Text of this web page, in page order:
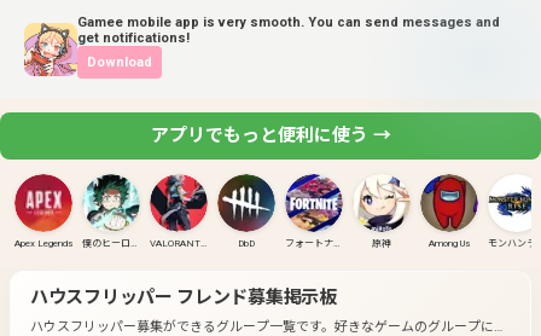
Gamee mobile app is very smooth. You can send messages and
get notifications!
Download
アプリでもっと便利に使う →
Apex Legends 僕のヒーローアカデミア ULTRA RUMBLE VALORANT(PC) DbD フォートナイト 原神 Among Us
ハウスフリッパー フレンド募集掲示板
ハウスフリッパー募集ができるグループ一覧です。 好きなゲームのグループに入